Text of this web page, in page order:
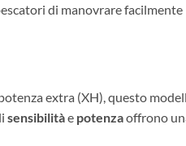
di manovrare facilmente
extra (XH), questo
sensibilitàe potenzaoffrono